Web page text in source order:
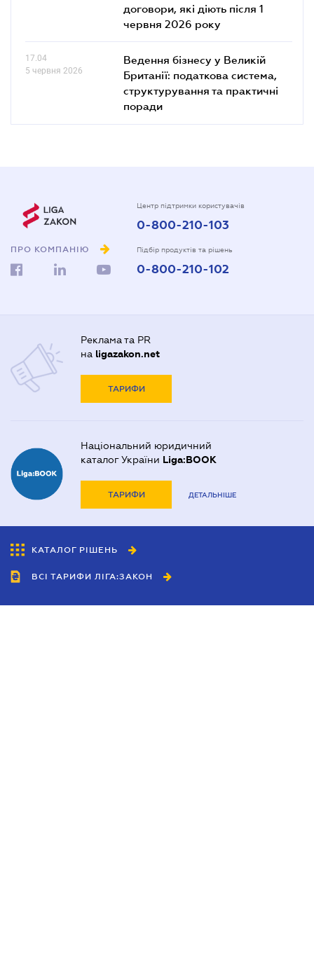
договори, які діють після 1
червня 2026 року
17.04
5 червня 2026
Ведення бізнесу у Великій
Британії: податкова система,
структурування та практичні
поради
ПРО КОМПАНІЮ
Центр підтримки користувачів
0-800-210-103
Підбір продуктів та рішень
0-800-210-102
Реклама та PR
на ligazakon.net
ТАРИФИ
Національний юридичний
каталог України Liga:BOOK
ТАРИФИ ДЕТАЛЬНІШЕ
КАТАЛОГ РІШЕНЬ
ВСІ ТАРИФИ ЛІГА:ЗАКОН